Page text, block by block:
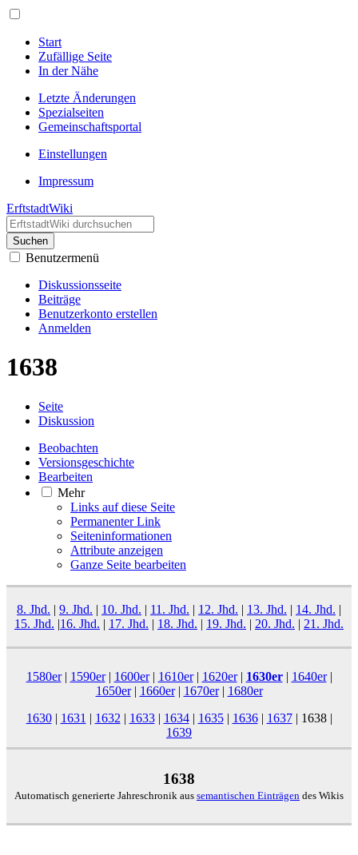
Start
Zufällige Seite
In der Nähe
Letzte Änderungen
Spezialseiten
Gemeinschafts­portal
Einstellungen
Impressum
ErftstadtWiki
Suchen
Benutzermenü
Diskussionsseite
Beiträge
Benutzerkonto erstellen
Anmelden
1638
Seite
Diskussion
Beobachten
Versionsgeschichte
Bearbeiten
Mehr
Links auf diese Seite
Permanenter Link
Seiten­­informationen
Attribute anzeigen
Ganze Seite bearbeiten
8. Jhd. | 9. Jhd. | 10. Jhd. | 11. Jhd. | 12. Jhd. | 13. Jhd. | 14. Jhd. |
15. Jhd. |16. Jhd. | 17. Jhd. | 18. Jhd. | 19. Jhd. | 20. Jhd. | 21. Jhd.
1580er| 1590er| 1600er| 1610er| 1620er| 1630er| 1640er|
1650er| 1660er| 1670er| 1680er
1630| 1631 | 1632 | 1633| 1634| 1635| 1636| 1637| 1638|
1639
1638
Automatisch generierte Jahreschronik aus semantischen Einträgen des Wikis